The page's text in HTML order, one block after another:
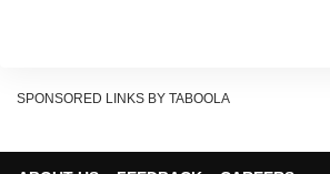
सोनिया विहार के इलाके में ट्रक को रोक लिया.
SPONSORED LINKS BY TABOOLA